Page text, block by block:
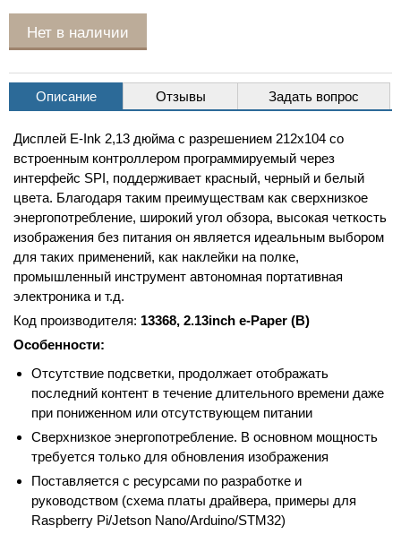
Нет в наличии
Описание Отзывы Задать вопрос
Дисплей E-Ink 2,13 дюйма с разрешением 212x104 со
встроенным контроллером программируемый через
интерфейс SPI, поддерживает красный, черный и белый
цвета. Благодаря таким преимуществам как сверхнизкое
энергопотребление, широкий угол обзора, высокая четкость
изображения без питания он является идеальным выбором
для таких применений, как наклейки на полке,
промышленный инструмент автономная портативная
электроника и т.д.
Код производителя: 13368, 2.13inch e-Paper (B)
Особенности:
Отсутствие подсветки, продолжает отображать
последний контент в течение длительного времени даже
при пониженном или отсутствующем питании
Сверхнизкое энергопотребление. В основном мощность
требуется только для обновления изображения
Поставляется с ресурсами по разработке и
руководством (схема платы драйвера, примеры для
Raspberry Pi/Jetson Nano/Arduino/STM32)